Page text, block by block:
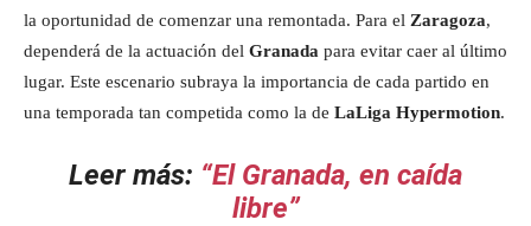
la oportunidad de comenzar una remontada. Para el Zaragoza,
dependerá de la actuación del Granada para evitar caer al último
lugar. Este escenario subraya la importancia de cada partido en
una temporada tan competida como la de LaLiga Hypermotion.
Leer más: “El Granada, en caída
libre”